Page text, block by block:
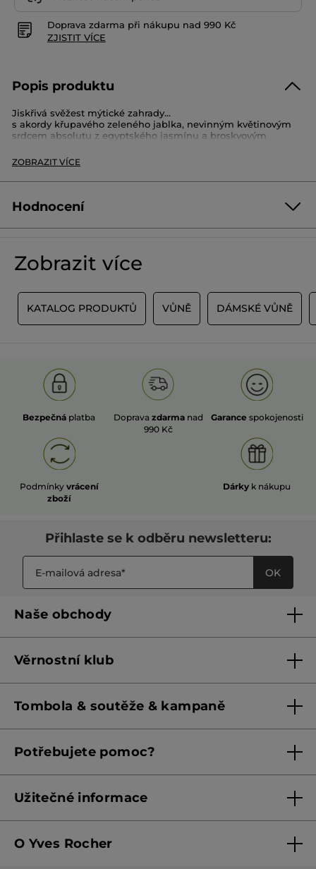
Doprava zdarma při nákupu nad 990 Kč
ZJISTIT VÍCE
Popis produktu
Jiskřivá svěžest mýtické zahrady...
s akordy křupavého zeleného jablka, nevinným květinovým
srdcem absolutu z egyptského jasmínu a broskvovým
pižma.
Lehká, bezstarostná vůně složená z 90 % přírodních složek.
Svěží a jiskřivá, naplní vaši auru směsí zelených, květinových
Sprej 75 ml
Kód: F77108
ZOBRAZIT VÍCE
Hodnocení
Žádná
pro
PŘIDAT HODNOCENÍ
Zobrazit více
KATALOG PRODUKTŮ VŮNĚ DÁMSKÉ VŮNĚ
Bezpečná platba Doprava zdarma nad
990 Kč
Garance spokojenosti
Podmínky vrácení
zboží
Dárky k nákupu
Přihlaste se k odběru newsletteru:
OK
Naše obchody
Franšízing
Věrnostní klub
Pravidla věrnostního klubu od 1. 6. 2026
Tombola & soutěže & kampaně
Podmínky aktuálních nabídek
Potřebujete pomoc?
Užitečné informace
Zásady ochrany osobních údajů
O Yves Rocher